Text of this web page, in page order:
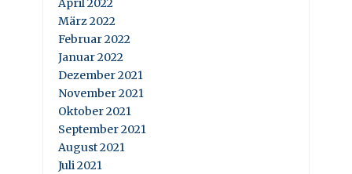
April 2022
März 2022
Februar 2022
Januar 2022
Dezember 2021
November 2021
Oktober 2021
September 2021
August 2021
Juli 2021